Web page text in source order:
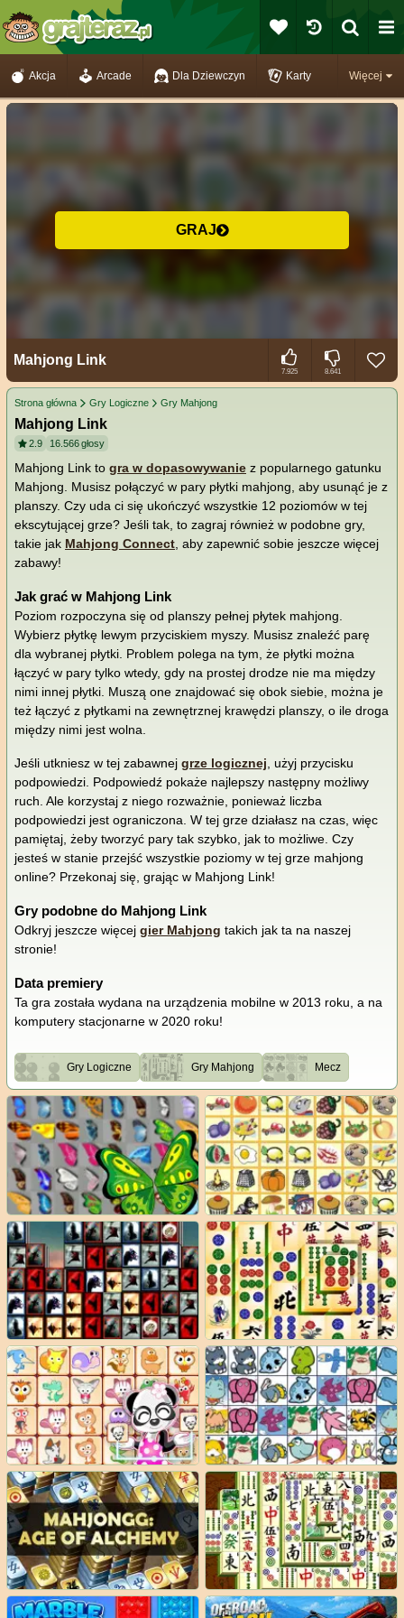
Więcej
Akcja Arcade Dla Dziewczyn Karty
GRAJ
Mahjong Link
7.925 8.641
Strona główna Gry Logiczne Gry Mahjong
Mahjong Link
2.9 16.566głosy
Mahjong Link to gra w dopasowywanie z popularnego gatunku
Mahjong. Musisz połączyć w pary płytki mahjong, aby usunąć je z
planszy. Czy uda ci się ukończyć wszystkie 12 poziomów w tej
ekscytującej grze? Jeśli tak, to zagraj również w podobne gry,
takie jak Mahjong Connect, aby zapewnić sobie jeszcze więcej
zabawy!
Jak grać w Mahjong Link
Poziom rozpoczyna się od planszy pełnej płytek mahjong.
Wybierz płytkę lewym przyciskiem myszy. Musisz znaleźć parę
dla wybranej płytki. Problem polega na tym, że płytki można
łączyć w pary tylko wtedy, gdy na prostej drodze nie ma między
nimi innej płytki. Muszą one znajdować się obok siebie, można je
też łączyć z płytkami na zewnętrznej krawędzi planszy, o ile droga
między nimi jest wolna.
Jeśli utkniesz w tej zabawnej grze logicznej, użyj przycisku
podpowiedzi. Podpowiedź pokaże najlepszy następny możliwy
ruch. Ale korzystaj z niego rozważnie, ponieważ liczba
podpowiedzi jest ograniczona. W tej grze działasz na czas, więc
pamiętaj, żeby tworzyć pary tak szybko, jak to możliwe. Czy
jesteś w stanie przejść wszystkie poziomy w tej grze mahjong
online? Przekonaj się, grając w Mahjong Link!
Gry podobne do Mahjong Link
Odkryj jeszcze więcej gier Mahjong takich jak ta na naszej
stronie!
Data premiery
Ta gra została wydana na urządzenia mobilne w 2013 roku, a na
komputery stacjonarne w 2020 roku!
Gry Logiczne Gry Mahjong Mecz